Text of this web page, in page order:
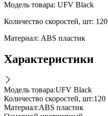
Модель товара: UFV Black
Количество скоростей, шт: 120
Материал: ABS пластик
Характеристики
Модель товара:UFV Black
Количество скоростей, шт:120
Материал:ABS пластик